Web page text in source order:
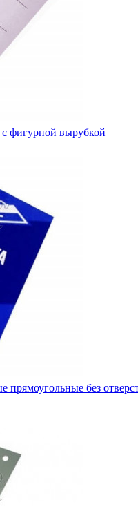
без
из мелованного